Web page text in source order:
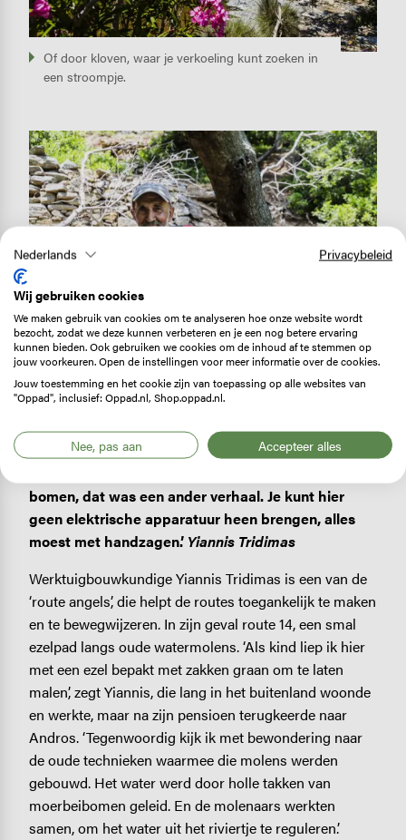
Of door kloven, waar je verkoeling kunt zoeken in
een stroompje.
Image
‘Het was veel werk om dit pad schoon te maken. De
bomen, dat was een ander verhaal. Je kunt hier
geen elektrische apparatuur heen brengen, alles
moest met handzagen.’ Yiannis Tridimas
Werktuigbouwkundige Yiannis Tridimas is een van de
‘route angels’, die helpt de routes toegankelijk te maken
en te bewegwijzeren. In zijn geval route 14, een smal
ezelpad langs oude watermolens. ‘Als kind liep ik hier
met een ezel bepakt met zakken graan om te laten
malen’, zegt Yiannis, die lang in het buitenland woonde
en werkte, maar na zijn pensioen terugkeerde naar
Andros. ‘Tegenwoordig kijk ik met bewondering naar
de oude technieken waarmee die molens werden
gebouwd. Het water werd door holle takken van
moerbeibomen geleid. En de molenaars werkten
samen, om het water uit het riviertje te reguleren.’
Nederlands Privacybeleid
Wij gebruiken cookies
We maken gebruik van cookies om te analyseren hoe onze website wordt
bezocht, zodat we deze kunnen verbeteren en je een nog betere ervaring
kunnen bieden. Ook gebruiken we cookies om de inhoud af te stemmen op
jouw voorkeuren. Open de instellingen voor meer informatie over de cookies.
Jouw toestemming en het cookie zijn van toepassing op alle websites van
"Oppad", inclusief: Oppad.nl, Shop.oppad.nl.
Nee, pas aan Accepteer alles